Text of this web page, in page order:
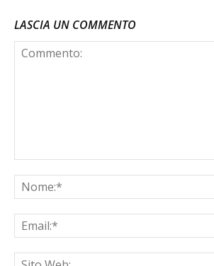
LASCIA UN COMMENTO